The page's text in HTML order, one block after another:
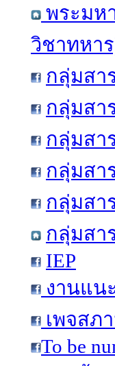
พระมห
วิชาทหา
กลุ่มสา
กลุ่มสา
กลุ่มสา
กลุ่มสา
กลุ่มสา
กลุ่มสา
IEP
งานแน
เพจสภ
To be